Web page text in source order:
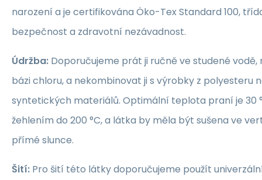
narození a je certifikována Öko-Tex Standard 100,
bezpečnost a zdravotní nezávadnost.
Údržba: Doporučujeme prát ji ručně ve studené
bázi chloru, a nekombinovat ji s výrobky z polyesteru
syntetických materiálů. Optimální teplota praní je 30
žehlením do 200 °C, a látka by měla být sušena ve
přímé slunce.
Šití: Pro šití této látky doporučujeme použít